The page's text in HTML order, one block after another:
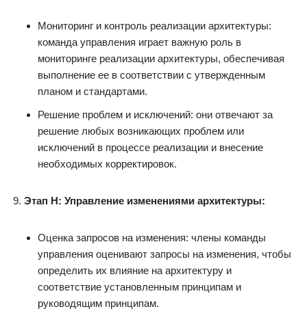
Мониторинг и контроль реализации архитектуры:
команда управления играет важную роль в
мониторинге реализации архитектуры, обеспечивая
выполнение ее в соответствии с утвержденным
планом и стандартами.
Решение проблем и исключений: они отвечают за
решение любых возникающих проблем или
исключений в процессе реализации и внесение
необходимых корректировок.
Этап H: Управление изменениями архитектуры:
Оценка запросов на изменения: члены команды
управления оценивают запросы на изменения, чтобы
определить их влияние на архитектуру и
соответствие установленным принципам и
руководящим принципам.